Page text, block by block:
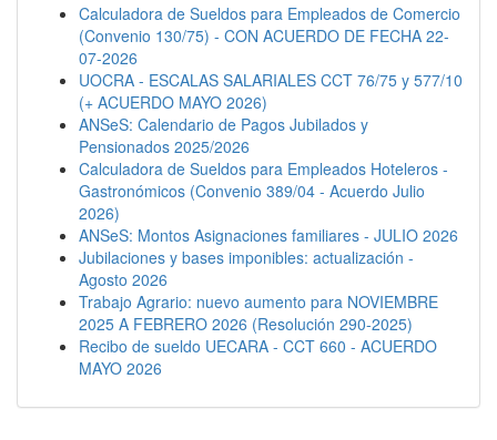
Calculadora de Sueldos para Empleados de Comercio
(Convenio 130/75) - CON ACUERDO DE FECHA 22-
07-2026
UOCRA - ESCALAS SALARIALES CCT 76/75 y 577/10
(+ ACUERDO MAYO 2026)
ANSeS: Calendario de Pagos Jubilados y
Pensionados 2025/2026
Calculadora de Sueldos para Empleados Hoteleros -
Gastronómicos (Convenio 389/04 - Acuerdo Julio
2026)
ANSeS: Montos Asignaciones familiares - JULIO 2026
Jubilaciones y bases imponibles: actualización -
Agosto 2026
Trabajo Agrario: nuevo aumento para NOVIEMBRE
2025 A FEBRERO 2026 (Resolución 290-2025)
Recibo de sueldo UECARA - CCT 660 - ACUERDO
MAYO 2026